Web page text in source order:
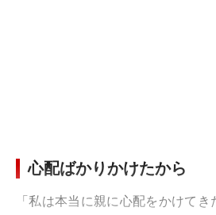
心配ばかりかけたから
「私は本当に親に心配をかけて